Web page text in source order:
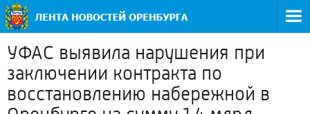
УФАС выявила нарушения при
заключении контракта по
восстановлению набережной в